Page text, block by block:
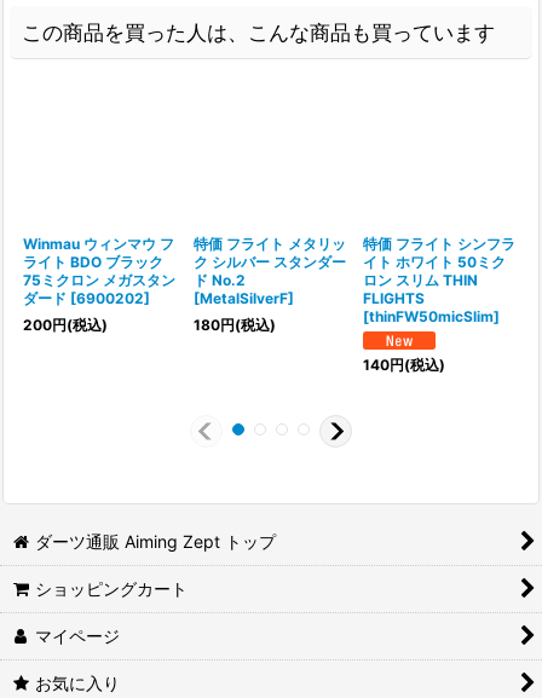
この商品を買った人は、こんな商品も買っています
Winmau ウィンマウ フ
ライト BDO ブラック
75ミクロン メガスタン
ダード [6900202]
200円(税込)
特価 フライト メタリッ
ク シルバー スタンダー
ド No.2
[MetalSilverF]
180円(税込)
特価 フライト シンフラ
イト ホワイト 50ミク
ロン スリム THIN
FLIGHTS
[thinFW50micSlim]
140円(税込)
ダーツ通販 Aiming Zept トップ
ショッピングカート
マイページ
お気に入り